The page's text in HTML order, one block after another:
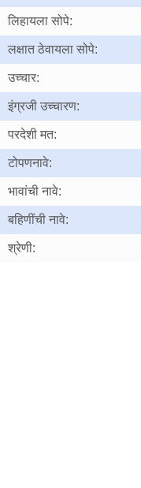
लिहायला सोपे:
लक्षात ठेवायला सोपे:
उच्चार:
इंग्रजी उच्चारण:
परदेशी मत:
टोपणनावे:
भावांची नावे:
बहिणींची नावे:
श्रेणी: